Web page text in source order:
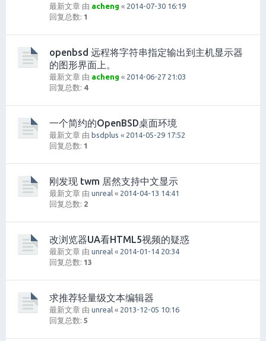
最新文章 由 acheng « 2014-07-30 16:19
回复总数: 1
openbsd 远程将字符串指定输出到主机显示器
的图形界面上。
最新文章 由 acheng « 2014-06-27 21:03
回复总数: 4
一个简约的OpenBSD桌面环境
最新文章 由 bsdplus « 2014-05-29 17:52
回复总数: 1
刚发现 twm 居然支持中文显示
最新文章 由 unreal « 2014-04-13 14:41
回复总数: 2
改浏览器UA看HTML5视频的疑惑
最新文章 由 unreal « 2014-01-14 20:34
回复总数: 13
求推荐轻量级文本编辑器
最新文章 由 unreal « 2013-12-05 10:16
回复总数: 5